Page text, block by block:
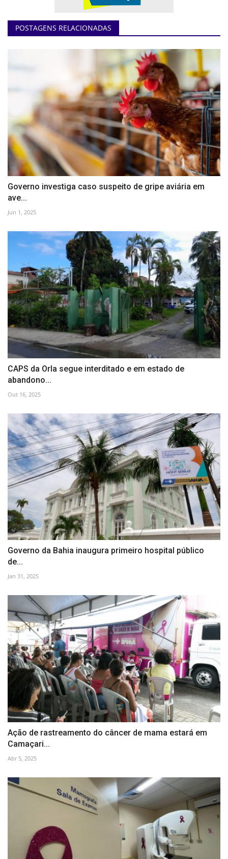
POSTAGENS RELACIONADAS
Governo investiga caso suspeito de gripe aviária em
ave...
Jun 1, 2025
CAPS da Orla segue interditado e em estado de
abandono...
Out 16, 2025
Governo da Bahia inaugura primeiro hospital público
de...
Jan 31, 2025
Ação de rastreamento do câncer de mama estará em
Camaçari...
Abr 5, 2025